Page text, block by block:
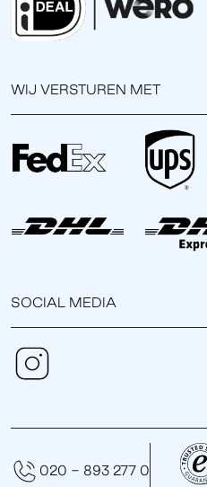
WIJ VERSTUREN MET
SOCIAL MEDIA
020 - 893 277 0